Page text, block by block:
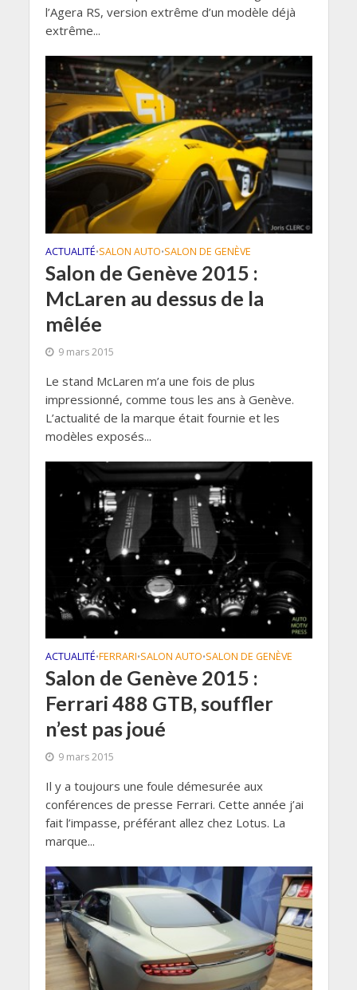
l’Agera RS, version extrême d’un modèle déjà
extrême...
ACTUALITÉ•SALON AUTO•SALON DE GENÈVE
Salon de Genève 2015 :
McLaren au dessus de la
mêlée
9 mars 2015
Le stand McLaren m’a une fois de plus
impressionné, comme tous les ans à Genève.
L’actualité de la marque était fournie et les
modèles exposés...
ACTUALITÉ•FERRARI•SALON AUTO•SALON DE GENÈVE
Salon de Genève 2015 :
Ferrari 488 GTB, souffler
n’est pas joué
9 mars 2015
Il y a toujours une foule démesurée aux
conférences de presse Ferrari. Cette année j’ai
fait l’impasse, préférant allez chez Lotus. La
marque...